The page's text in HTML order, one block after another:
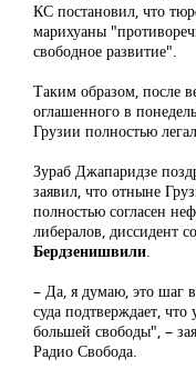
КС постановил, что
марихуаны
свободное развитие".
Таким образом, после
оглашенного в
Грузии полностью
Зураб Джапаридзе
заявил, что отныне
полностью согласен
либералов, диссидент
Бердзенишвили.
– Да, я думаю, это шаг
суда подтверждает, что
большей свободы", –
Радио Свобода.